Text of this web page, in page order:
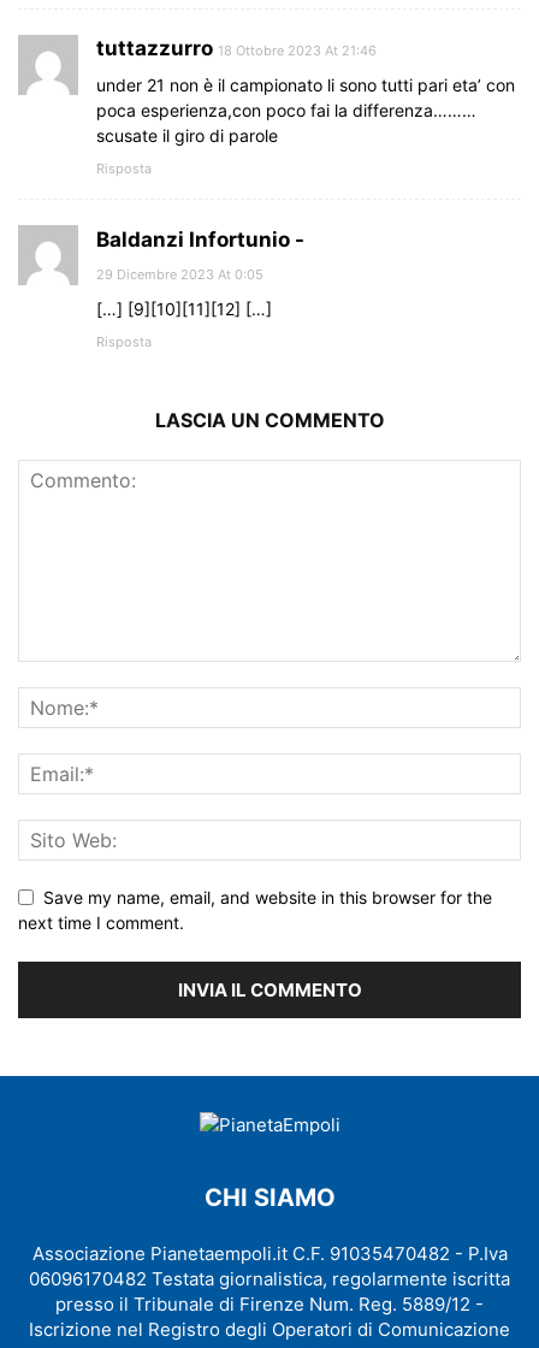
tuttazzurro 18 Ottobre 2023 At 21:46
under 21 non è il campionato li sono tutti pari eta’ con
poca esperienza,con poco fai la differenza………
scusate il giro di parole
Risposta
Baldanzi Infortunio -
29 Dicembre 2023 At 0:05
[…] [9][10][11][12] […]
Risposta
LASCIA UN COMMENTO
Save my name, email, and website in this browser for the
next time I comment.
CHI SIAMO
Associazione Pianetaempoli.it C.F. 91035470482 - P.Iva
06096170482 Testata giornalistica, regolarmente iscritta
presso il Tribunale di Firenze Num. Reg. 5889/12 -
Iscrizione nel Registro degli Operatori di Comunicazione